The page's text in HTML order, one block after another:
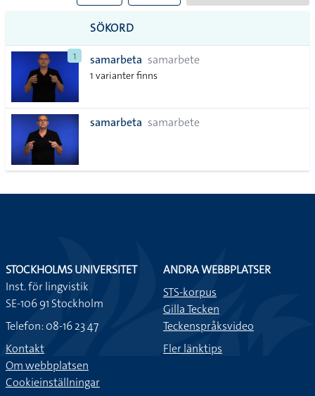
till
alla i
lista
SÖKORD
1 samarbeta samarbete
1 varianter finns
samarbeta samarbete
STOCKHOLMS UNIVERSITET
Inst. för lingvistik
SE-106 91 Stockholm
Telefon: 08-16 23 47
Kontakt
Om webbplatsen
Cookieinställningar
ANDRA WEBBPLATSER
STS-korpus
Gilla Tecken
Teckenspråksvideo
Fler länktips